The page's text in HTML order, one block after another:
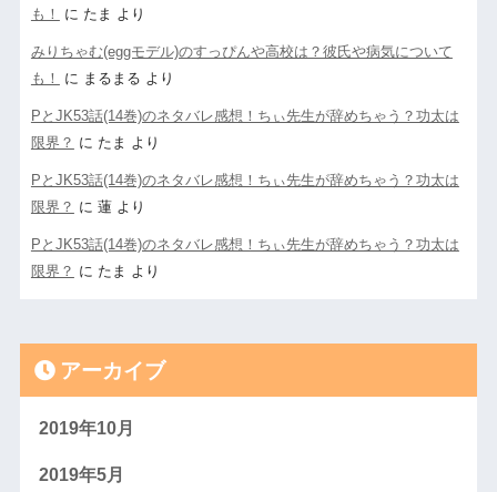
も！
に たま より
みりちゃむ(eggモデル)のすっぴんや高校は？彼氏や病気について
も！
に まるまる より
PとJK53話(14巻)のネタバレ感想！ちぃ先生が辞めちゃう？功太は
限界？ に たま より
PとJK53話(14巻)のネタバレ感想！ちぃ先生が辞めちゃう？功太は
限界？ に 蓮より
PとJK53話(14巻)のネタバレ感想！ちぃ先生が辞めちゃう？功太は
限界？ に たま より
アーカイブ
2019年10月
2019年5月